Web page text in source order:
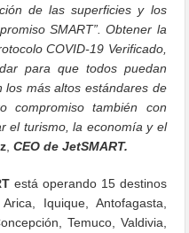
de las superficies y los
SMART”. Obtener la
COVID-19 Verificado,
para que todos puedan
los más altos estándares de
compromiso también con
el turismo, la economía y el
,CEO de JetSMART.
está operando 15 destinos
Iquique, Antofagasta,
Temuco, Valdivia,